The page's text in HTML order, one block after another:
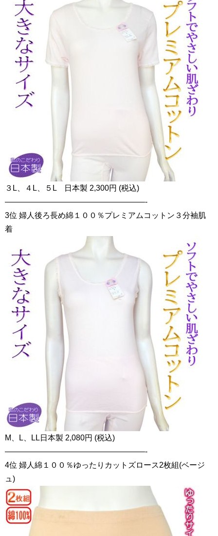
３L、４L、５L 日本製 2,300円 (税込)
——————————————————-
3位 婦人後ろ長め綿１００％プレミアムコットン３分袖肌
着
M、L、LL日本製 2,080円 (税込)
——————————————————-
4位 婦人綿１００％ゆったりカットズロース2枚組(ベージ
ュ)